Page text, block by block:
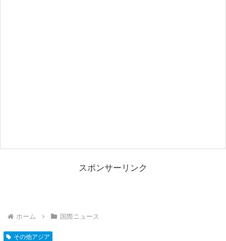
スポンサーリンク
ホーム 国際ニュース
その他アジア